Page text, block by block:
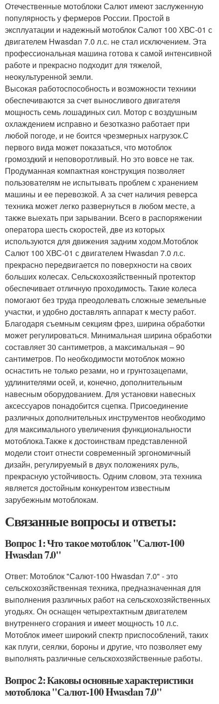
Отечественные мотоблоки Салют имеют заслуженную
популярность у фермеров России. Простой в
эксплуатации и надежный мотоблок Салют 100 ХВС-01 с
двигателем Hwasdan 7.0 л.с. не стал исключением. Эта
профессиональная машина готова к самой интенсивной
работе и прекрасно подходит для тяжелой,
неокультуренной земли.
Высокая работоспособность и возможности техники
обеспечиваются за счет выносливого двигателя
мощность семь лошадиных сил. Мотор с воздушным
охлаждением исправно и безотказно работает при
любой погоде, и не боится чрезмерных нагрузок.С
первого вида может показаться, что мотоблок
громоздкий и неповоротливый. Но это вовсе не так.
Продуманная компактная конструкция позволяет
пользователям не испытывать проблем с хранением
машины и ее перевозкой. А за счет наличия реверса
техника может легко развернуться в любом месте, а
также выехать при зарывании. Всего в распоряжении
оператора шесть скоростей, две из которых
используются для движения задним ходом.Мотоблок
Салют 100 ХВС-01 с двигателем Hwasdan 7.0 л.с.
прекрасно передвигается по поверхности на своих
больших колесах. Сельскохозяйственный протектор
обеспечивает отличную проходимость. Такие колеса
помогают без труда преодолевать сложные земельные
участки, и удобно доставлять аппарат к месту работ.
Благодаря съемным секциям фрез, ширина обработки
может регулироваться. Минимальная ширина обработки
составляет 30 сантиметров, а максимальная – 90
сантиметров. По необходимости мотоблок можно
оснастить не только резами, но и грунтозацепами,
удлинителями осей, и, конечно, дополнительным
навесным оборудованием. Для установки навесных
аксессуаров понадобится сцепка. Присоединение
различных дополнительных инструментов необходимо
для максимального увеличения функциональности
мотоблока.Также к достоинствам представленной
модели стоит отнести современный эргономичный
дизайн, регулируемый в двух положениях руль,
прекрасную устойчивость. Одним словом, эта техника
является достойным конкурентом известным
зарубежным мотоблокам.
Связанные вопросы и ответы:
Вопрос 1: Что такое мотоблок "Салют-100
Hwasdan 7.0"
Ответ: Мотоблок "Салют-100 Hwasdan 7.0" - это
сельскохозяйственная техника, предназначенная для
выполнения различных работ на сельскохозяйственных
угодьях. Он оснащен четырехтактным двигателем
внутреннего сгорания и имеет мощность 10 л.с.
Мотоблок имеет широкий спектр приспособлений, таких
как плуги, сеялки, бороны и другие, что позволяет ему
выполнять различные сельскохозяйственные работы.
Вопрос 2: Каковы основные характеристики
мотоблока "Салют-100 Hwasdan 7.0"